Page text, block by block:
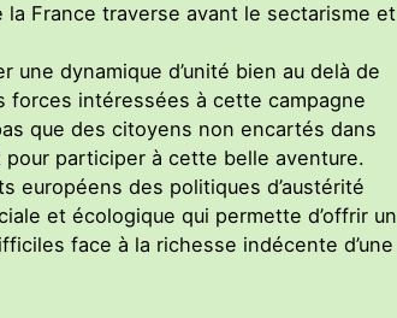
France traverse avant le sectarisme et
dynamique d’unité bien au delà de
forces intéressées à cette campagne
que des citoyens non encartés dans
participer à cette belle aventure.
européens des politiques d’austérité
et écologique qui permette d’offrir un
face à la richesse indécente d’une